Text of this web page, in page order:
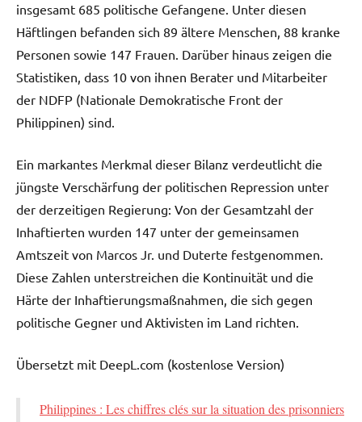
insgesamt 685 politische Gefangene. Unter diesen
Häftlingen befanden sich 89 ältere Menschen, 88 kranke
Personen sowie 147 Frauen. Darüber hinaus zeigen die
Statistiken, dass 10 von ihnen Berater und Mitarbeiter
der NDFP (Nationale Demokratische Front der
Philippinen) sind.
Ein markantes Merkmal dieser Bilanz verdeutlicht die
jüngste Verschärfung der politischen Repression unter
der derzeitigen Regierung: Von der Gesamtzahl der
Inhaftierten wurden 147 unter der gemeinsamen
Amtszeit von Marcos Jr. und Duterte festgenommen.
Diese Zahlen unterstreichen die Kontinuität und die
Härte der Inhaftierungsmaßnahmen, die sich gegen
politische Gegner und Aktivisten im Land richten.
Übersetzt mit DeepL.com (kostenlose Version)
Philippines : Les chiffres clés sur la situation des prisonniers